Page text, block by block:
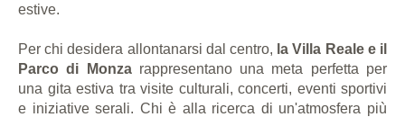
estive.
Per chi desidera allontanarsi dal centro, la Villa Reale e il
Parco di Monzarappresentano una meta perfetta per
una gita estiva tra visite culturali, concerti, eventi sportivi
e iniziative serali. Chi è alla ricerca di un'atmosfera più